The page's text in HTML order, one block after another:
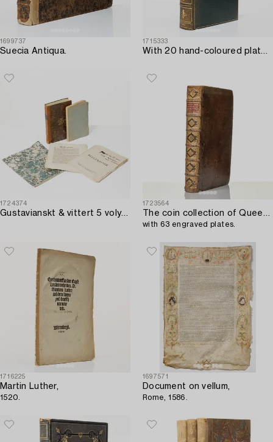
1699737
Suecia Antiqua.
1715333
With 20 hand-coloured plates of Parrakeets.
1724374
Gustavianskt & vittert 5 volymer.
1723564
The coin collection of Queen Christina,
with 63 engraved plates.
1716225
Martin Luther,
1520.
1697571
Document on vellum,
Rome, 1586.